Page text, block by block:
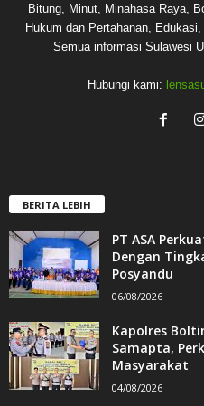
Bitung, Minut, Minahasa Raya,
Hukum dan Pertahanan,
Semua informasi Sulawesi
Hubungi kami:
BERITA LEBIH
PT ASA
Dengan
Posyandu
06/08/2026
Kapolres
Samapta,
Masyarakat
04/08/2026